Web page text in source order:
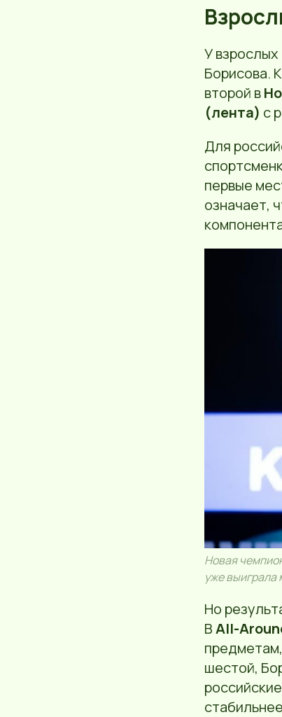
У
Борисова.
второй в
(лента) с
Для
первые
означает,
Новая
уже выиграла
Но
ВAll-
шестой,